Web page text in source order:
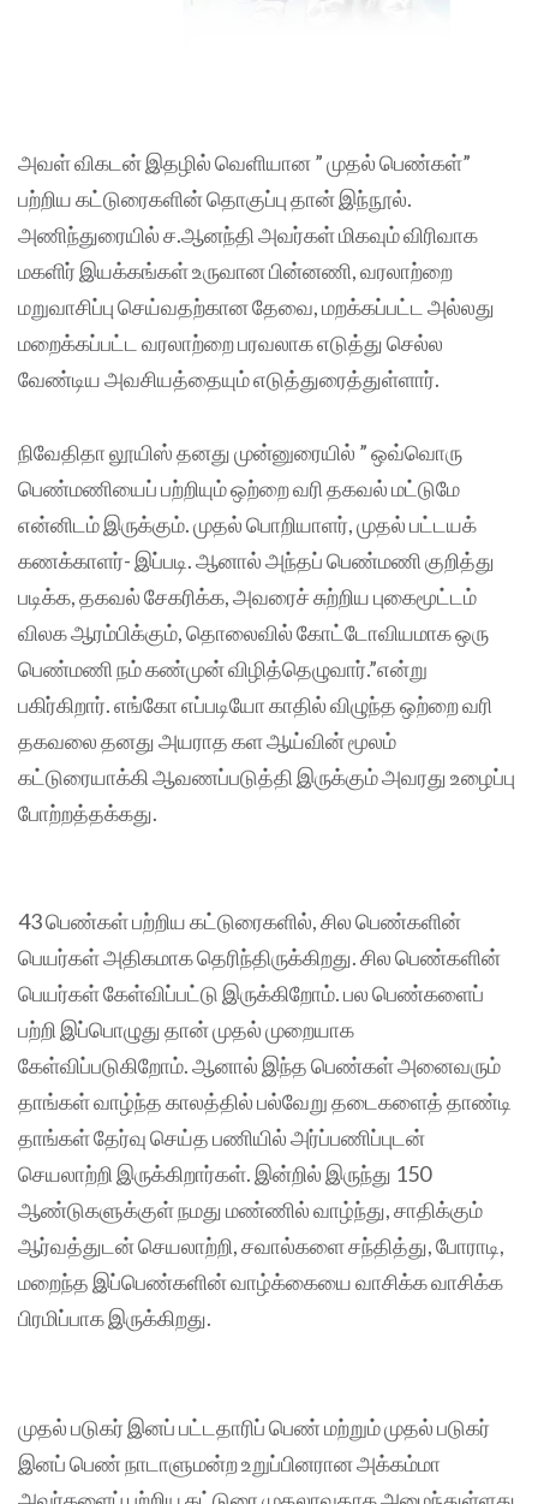
அவள் விகடன் இதழில் வெளியான ” முதல் பெண்கள்”
பற்றிய கட்டுரைகளின் தொகுப்பு தான் இந்நூல்.
அணிந்துரையில் ச.ஆனந்தி அவர்கள் மிகவும் விரிவாக
மகளிர் இயக்கங்கள் உருவான பின்னணி, வரலாற்றை
மறுவாசிப்பு செய்வதற்கான தேவை, மறக்கப்பட்ட அல்லது
‌‌‌‌‌‌மறைக்கப்பட்ட வரலாற்றை பரவலாக எடுத்து செல்ல
வேண்டிய அவசியத்தையும் எடுத்துரைத்துள்ளார்.
நிவேதிதா லூயிஸ் தனது முன்னுரையில் ” ஒவ்வொரு
பெண்மணியைப் பற்றியும் ஒற்றை வரி தகவல் மட்டுமே
என்னிடம் இருக்கும். முதல் பொறியாளர், முதல் பட்டயக்
கணக்காளர்- இப்படி. ஆனால் அந்தப் பெண்மணி குறித்து
படிக்க, தகவல் சேகரிக்க, அவரைச் சுற்றிய புகைமூட்டம்
விலக ஆரம்பிக்கும், தொலைவில் கோட்டோவியமாக ஒரு
பெண்மணி நம் கண்முன் விழித்தெழுவார்.”என்று
பகிர்கிறார். எங்கோ எப்படியோ காதில் விழுந்த ஒற்றை வரி
தகவலை தனது அயராத கள ஆய்வின் மூலம்
கட்டுரையாக்கி ஆவணப்படுத்தி இருக்கும் அவரது உழைப்பு
போற்றத்தக்கது.
43 பெண்கள் பற்றிய கட்டுரைகளில், சில பெண்களின்
பெயர்கள் அதிகமாக தெரிந்திருக்கிறது. சில பெண்களின்
பெயர்கள் கேள்விப்பட்டு இருக்கிறோம். பல பெண்களைப்
பற்றி இப்பொழுது தான் முதல் முறையாக
கேள்விப்படுகிறோம். ஆனால் இந்த பெண்கள் அனைவரும்
தாங்கள் வாழ்ந்த காலத்தில் பல்வேறு தடைகளைத் தாண்டி
தாங்கள் தேர்வு செய்த பணியில் அர்ப்பணிப்புடன்
செயலாற்றி இருக்கிறார்கள். இன்றில் இருந்து 150
ஆண்டுகளுக்குள் நமது மண்ணில் வாழ்ந்து, சாதிக்கும்
ஆர்வத்துடன் செயலாற்றி, சவால்களை சந்தித்து, போராடி,
மறைந்த இப்பெண்களின் வாழ்க்கையை வாசிக்க வாசிக்க
பிரமிப்பாக இருக்கிறது.
முதல் படுகர் இனப் பட்டதாரிப் பெண் மற்றும் முதல் படுகர்
இனப் பெண் நாடாளுமன்ற உறுப்பினரான அக்கம்மா